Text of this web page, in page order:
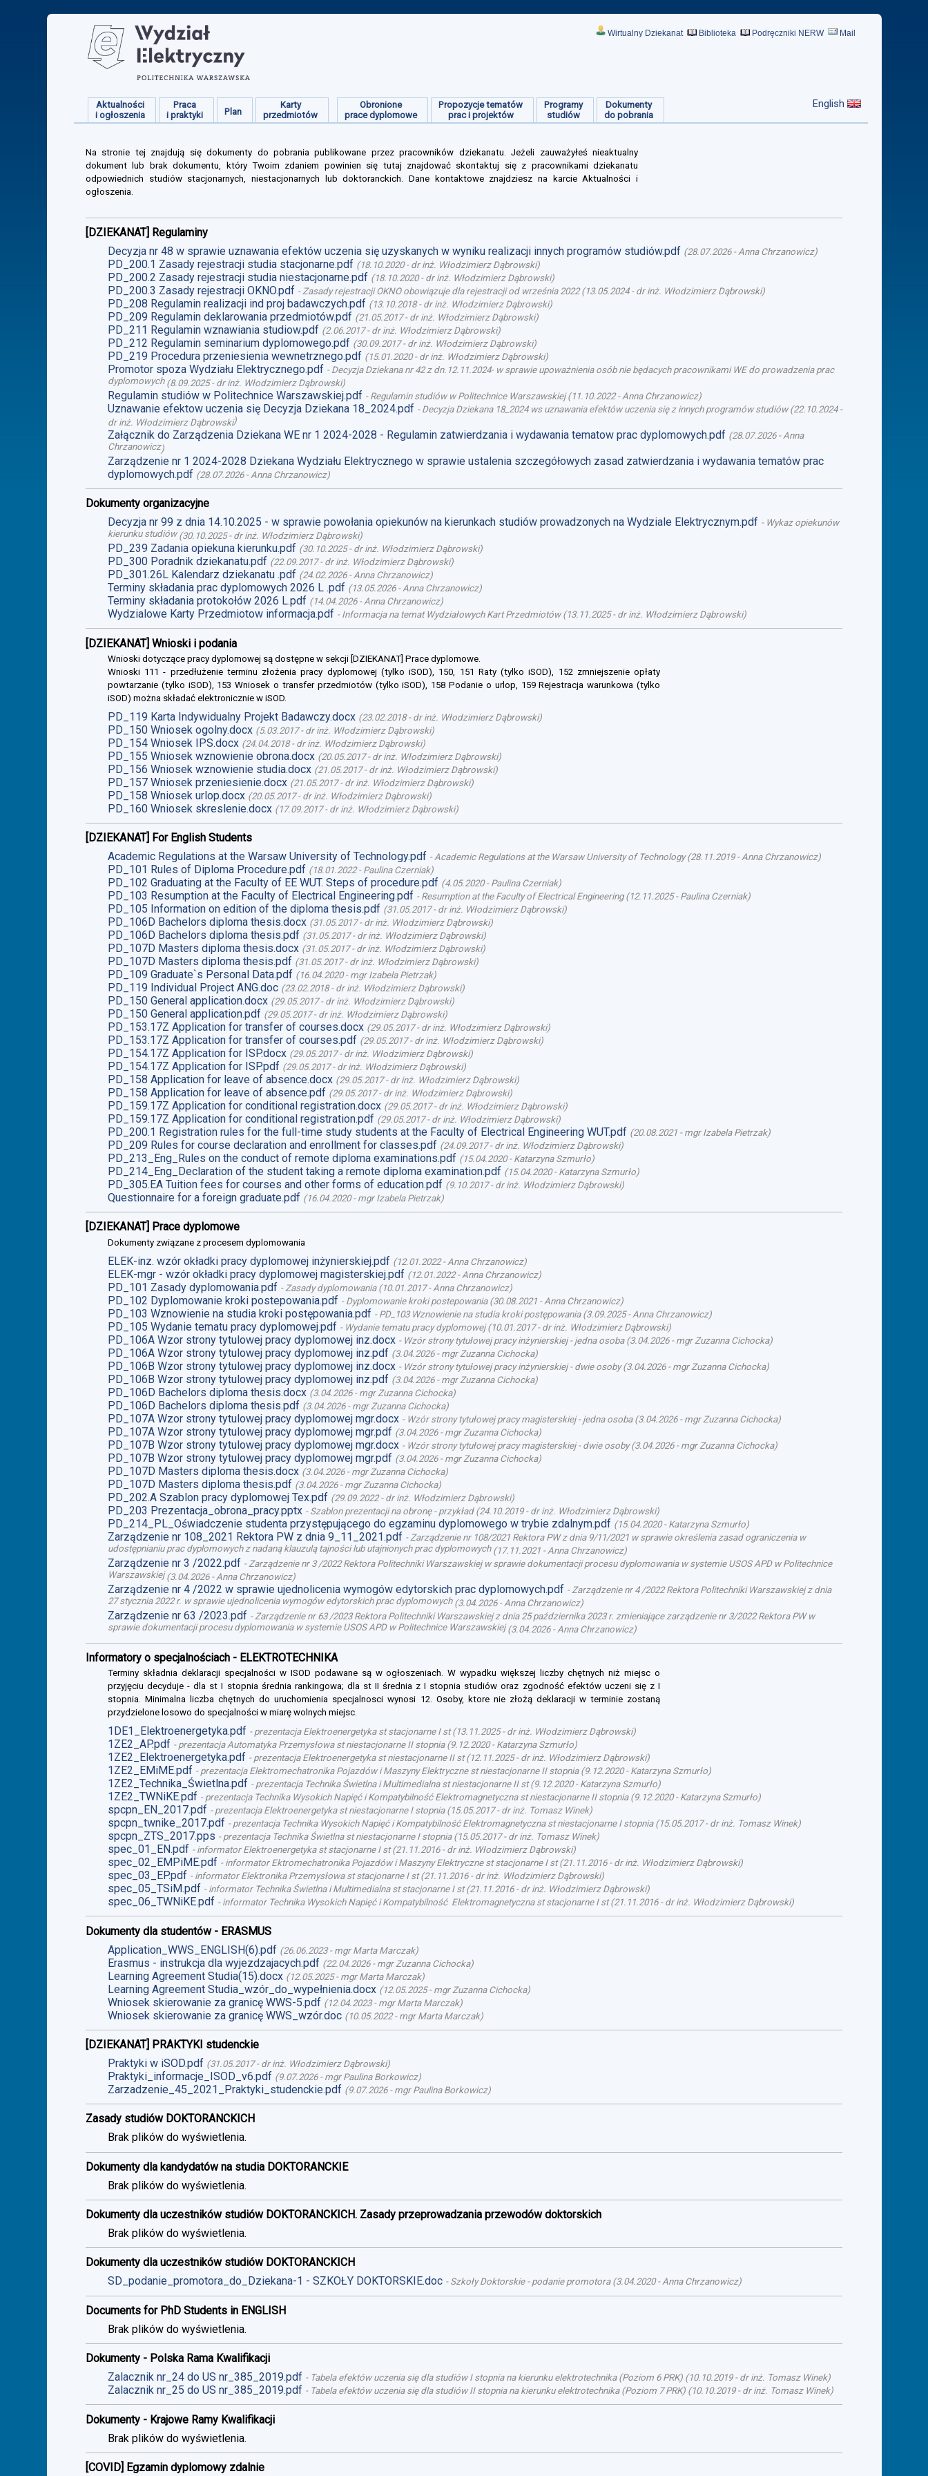
Wirtualny Dziekanat Biblioteka Podręczniki NERW Mail
Aktualności
i ogłoszenia
Praca
i praktyki
Plan
Karty
przedmiotów
Obronione
prace dyplomowe
Propozycje tematów
prac i projektów
Programy
studiów
Dokumenty
do pobrania
English
Na stronie tej znajdują się dokumenty do pobrania publikowane przez pracowników dziekanatu. Jeżeli zauważyłeś nieaktualny
dokument lub brak dokumentu, który Twoim zdaniem powinien się tutaj znajdować skontaktuj się z pracownikami dziekanatu
odpowiednich studiów stacjonarnych, niestacjonarnych lub doktoranckich. Dane kontaktowe znajdziesz na karcie Aktualności i
ogłoszenia.
[DZIEKANAT] Regulaminy
Decyzja nr 48 w sprawie uznawania efektów uczenia się uzyskanych w wyniku realizacji innych programów studiów.pdf (28.07.2026- Anna Chrzanowicz)
PD_200.1 Zasady rejestracji studia stacjonarne.pdf (18.10.2020- dr inż. Włodzimierz Dąbrowski)
PD_200.2 Zasady rejestracji studia niestacjonarne.pdf (18.10.2020- dr inż. Włodzimierz Dąbrowski)
PD_200.3 Zasady rejestracji OKNO.pdf - Zasady rejestracji OKNO obowiązuje dla rejestracji od września 2022(13.05.2024- dr inż. Włodzimierz Dąbrowski)
PD_208 Regulamin realizacji ind proj badawczych.pdf (13.10.2018- dr inż. Włodzimierz Dąbrowski)
PD_209 Regulamin deklarowania przedmiotów.pdf (21.05.2017- dr inż. Włodzimierz Dąbrowski)
PD_211 Regulamin wznawiania studiow.pdf (2.06.2017- dr inż. Włodzimierz Dąbrowski)
PD_212 Regulamin seminarium dyplomowego.pdf (30.09.2017- dr inż. Włodzimierz Dąbrowski)
PD_219 Procedura przeniesienia wewnetrznego.pdf (15.01.2020- dr inż. Włodzimierz Dąbrowski)
Promotor spoza Wydziału Elektrycznego.pdf - Decyzja Dziekana nr 42 z dn.12.11.2024- w sprawie upoważnienia osób nie będacych pracownikami WE do prowadzenia prac
dyplomowych(8.09.2025- dr inż. Włodzimierz Dąbrowski)
Regulamin studiów w Politechnice Warszawskiej.pdf - Regulamin studiów w Politechnice Warszawskiej(11.10.2022- Anna Chrzanowicz)
Uznawanie efektow uczenia się Decyzja Dziekana 18_2024.pdf - Decyzja Dziekana 18_2024 ws uznawania efektów uczenia się z innych programów studiów(22.10.2024-
dr inż. Włodzimierz Dąbrowski)
Załącznik do Zarządzenia Dziekana WE nr 1 2024-2028 - Regulamin zatwierdzania i wydawania tematow prac dyplomowych.pdf (28.07.2026- Anna
Chrzanowicz)
Zarządzenie nr 1 2024-2028 Dziekana Wydziału Elektrycznego w sprawie ustalenia szczegółowych zasad zatwierdzania i wydawania tematów prac
dyplomowych.pdf (28.07.2026- Anna Chrzanowicz)
Dokumenty organizacyjne
Decyzja nr 99 z dnia 14.10.2025 - w sprawie powołania opiekunów na kierunkach studiów prowadzonych na Wydziale Elektrycznym.pdf - Wykaz opiekunów
kierunku studiów(30.10.2025- dr inż. Włodzimierz Dąbrowski)
PD_239 Zadania opiekuna kierunku.pdf (30.10.2025- dr inż. Włodzimierz Dąbrowski)
PD_300 Poradnik dziekanatu.pdf (22.09.2017- dr inż. Włodzimierz Dąbrowski)
PD_301.26L Kalendarz dziekanatu .pdf (24.02.2026-Anna Chrzanowicz)
Terminy składania prac dyplomowych 2026 L .pdf (13.05.2026-Anna Chrzanowicz)
Terminy składania protokołów 2026 L.pdf (14.04.2026-Anna Chrzanowicz)
Wydzialowe Karty Przedmiotow informacja.pdf - Informacja na temat Wydziałowych Kart Przedmiotów(13.11.2025- dr inż. Włodzimierz Dąbrowski)
[DZIEKANAT] Wnioski i podania
Wnioski dotyczące pracy dyplomowej są dostępne w sekcji [DZIEKANAT] Prace dyplomowe.
Wnioski 111 - przedłużenie terminu złożenia pracy dyplomowej (tylko iSOD), 150, 151 Raty (tylko iSOD), 152 zmniejszenie opłaty
powtarzanie (tylko iSOD), 153 Wniosek o transfer przedmiotów (tylko iSOD), 158 Podanie o urlop, 159 Rejestracja warunkowa (tylko
iSOD) można składać elektronicznie w iSOD.
PD_119 Karta Indywidualny Projekt Badawczy.docx (23.02.2018- dr inż. Włodzimierz Dąbrowski)
PD_150 Wniosek ogolny.docx (5.03.2017- dr inż. Włodzimierz Dąbrowski)
PD_154 Wniosek IPS.docx (24.04.2018- dr inż. Włodzimierz Dąbrowski)
PD_155 Wniosek wznowienie obrona.docx (20.05.2017- dr inż. Włodzimierz Dąbrowski)
PD_156 Wniosek wznowienie studia.docx (21.05.2017- dr inż. Włodzimierz Dąbrowski)
PD_157 Wniosek przeniesienie.docx (21.05.2017- dr inż. Włodzimierz Dąbrowski)
PD_158 Wniosek urlop.docx (20.05.2017- dr inż. Włodzimierz Dąbrowski)
PD_160 Wniosek skreslenie.docx (17.09.2017- dr inż. Włodzimierz Dąbrowski)
[DZIEKANAT] For English Students
Academic Regulations at the Warsaw University of Technology.pdf -Academic Regulations at the Warsaw University of Technology(28.11.2019-Anna Chrzanowicz)
PD_101 Rules of Diploma Procedure.pdf (18.01.2022- Paulina Czerniak)
PD_102 Graduating at the Faculty of EE WUT. Steps of procedure.pdf (4.05.2020- Paulina Czerniak)
PD_103 Resumption at the Faculty of Electrical Engineering.pdf - Resumption at the Faculty of Electrical Engineering(12.11.2025- Paulina Czerniak)
PD_105 Information on edition of the diploma thesis.pdf (31.05.2017- dr inż. Włodzimierz Dąbrowski)
PD_106D Bachelors diploma thesis.docx (31.05.2017- dr inż. Włodzimierz Dąbrowski)
PD_106D Bachelors diploma thesis.pdf (31.05.2017- dr inż. Włodzimierz Dąbrowski)
PD_107D Masters diploma thesis.docx (31.05.2017- dr inż. Włodzimierz Dąbrowski)
PD_107D Masters diploma thesis.pdf (31.05.2017- dr inż. Włodzimierz Dąbrowski)
PD_109 Graduate`s Personal Data.pdf (16.04.2020- mgr Izabela Pietrzak)
PD_119 Individual Project ANG.doc (23.02.2018- dr inż. Włodzimierz Dąbrowski)
PD_150 General application.docx (29.05.2017- dr inż. Włodzimierz Dąbrowski)
PD_150 General application.pdf (29.05.2017- dr inż. Włodzimierz Dąbrowski)
PD_153.17Z Application for transfer of courses.docx (29.05.2017- dr inż. Włodzimierz Dąbrowski)
PD_153.17Z Application for transfer of courses.pdf (29.05.2017- dr inż. Włodzimierz Dąbrowski)
PD_154.17Z Application for ISP.docx (29.05.2017- dr inż. Włodzimierz Dąbrowski)
PD_154.17Z Application for ISP.pdf (29.05.2017- dr inż. Włodzimierz Dąbrowski)
PD_158 Application for leave of absence.docx (29.05.2017- dr inż. Włodzimierz Dąbrowski)
PD_158 Application for leave of absence.pdf (29.05.2017- dr inż. Włodzimierz Dąbrowski)
PD_159.17Z Application for conditional registration.docx (29.05.2017- dr inż. Włodzimierz Dąbrowski)
PD_159.17Z Application for conditional registration.pdf (29.05.2017- dr inż. Włodzimierz Dąbrowski)
PD_200.1 Registration rules for the full-time study students at the Faculty of Electrical Engineering WUT.pdf (20.08.2021 - mgr Izabela Pietrzak)
PD_209 Rules for course declaration and enrollment for classes.pdf (24.09.2017- dr inż. Włodzimierz Dąbrowski)
PD_213_Eng_Rules on the conduct of remote diploma examinations.pdf (15.04.2020- Katarzyna Szmurło)
PD_214_Eng_Declaration of the student taking a remote diploma examination.pdf (15.04.2020- Katarzyna Szmurło)
PD_305.EA Tuition fees for courses and other forms of education.pdf (9.10.2017- dr inż. Włodzimierz Dąbrowski)
Questionnaire for a foreign graduate.pdf (16.04.2020- mgr Izabela Pietrzak)
[DZIEKANAT] Prace dyplomowe
Dokumenty związane z procesem dyplomowania
ELEK-inz. wzór okładki pracy dyplomowej inżynierskiej.pdf (12.01.2022- Anna Chrzanowicz)
ELEK-mgr - wzór okładki pracy dyplomowej magisterskiej.pdf (12.01.2022- Anna Chrzanowicz)
PD_101 Zasady dyplomowania.pdf - Zasady dyplomowania(10.01.2017- Anna Chrzanowicz)
PD_102 Dyplomowanie kroki postepowania.pdf - Dyplomowanie kroki postepowania(30.08.2021 - Anna Chrzanowicz)
PD_103 Wznowienie na studia kroki postępowania.pdf - PD_103 Wznowienie na studia kroki postępowania(3.09.2025- Anna Chrzanowicz)
PD_105 Wydanie tematu pracy dyplomowej.pdf - Wydanie tematu pracy dyplomowej(10.01.2017- dr inż. Włodzimierz Dąbrowski)
PD_106A Wzor strony tytulowej pracy dyplomowej inz.docx - Wzór strony tytułowej pracy inżynierskiej - jedna osoba(3.04.2026- mgr Zuzanna Cichocka)
PD_106A Wzor strony tytulowej pracy dyplomowej inz.pdf (3.04.2026- mgr Zuzanna Cichocka)
PD_106B Wzor strony tytulowej pracy dyplomowej inz.docx - Wzór strony tytułowej pracy inżynierskiej - dwie osoby(3.04.2026- mgr Zuzanna Cichocka)
PD_106B Wzor strony tytulowej pracy dyplomowej inz.pdf (3.04.2026- mgr Zuzanna Cichocka)
PD_106D Bachelors diploma thesis.docx (3.04.2026- mgr Zuzanna Cichocka)
PD_106D Bachelors diploma thesis.pdf (3.04.2026- mgr Zuzanna Cichocka)
PD_107A Wzor strony tytulowej pracy dyplomowej mgr.docx - Wzór strony tytułowej pracy magisterskiej - jedna osoba(3.04.2026- mgr Zuzanna Cichocka)
PD_107A Wzor strony tytulowej pracy dyplomowej mgr.pdf (3.04.2026- mgr Zuzanna Cichocka)
PD_107B Wzor strony tytulowej pracy dyplomowej mgr.docx - Wzór strony tytułowej pracy magisterskiej - dwie osoby(3.04.2026- mgr Zuzanna Cichocka)
PD_107B Wzor strony tytulowej pracy dyplomowej mgr.pdf (3.04.2026- mgr Zuzanna Cichocka)
PD_107D Masters diploma thesis.docx (3.04.2026- mgr Zuzanna Cichocka)
PD_107D Masters diploma thesis.pdf (3.04.2026- mgr Zuzanna Cichocka)
PD_202.A Szablon pracy dyplomowej Tex.pdf (29.09.2022- dr inż. Włodzimierz Dąbrowski)
PD_203 Prezentacja_obrona_pracy.pptx - Szablon prezentacji na obronę - przykład(24.10.2019- dr inż. Włodzimierz Dąbrowski)
PD_214_PL_Oświadczenie studenta przystępującego do egzaminu dyplomowego w trybie zdalnym.pdf (15.04.2020- Katarzyna Szmurło)
Zarządzenie nr 108_2021 Rektora PW z dnia 9_11_2021.pdf - Zarządzenie nr 108/2021 Rektora PW z dnia 9/11/2021 w sprawie określenia zasad ograniczenia w
udostępnianiu prac dyplomowych z nadaną klauzulą tajności lub utajnionych prac dyplomowych(17.11.2021 - Anna Chrzanowicz)
Zarządzenie nr 3 /2022.pdf - Zarządzenie nr 3 /2022 Rektora Politechniki Warszawskiej w sprawie dokumentacji procesu dyplomowania w systemie USOS APD w Politechnice
Warszawskiej(3.04.2026- Anna Chrzanowicz)
Zarządzenie nr 4 /2022 w sprawie ujednolicenia wymogów edytorskich prac dyplomowych.pdf - Zarządzenie nr 4 /2022 Rektora Politechniki Warszawskiej z dnia
27 stycznia 2022 r. w sprawie ujednolicenia wymogów edytorskich prac dyplomowych(3.04.2026- Anna Chrzanowicz)
Zarządzenie nr 63 /2023.pdf - Zarządzenie nr 63 /2023 Rektora Politechniki Warszawskiej z dnia 25 października 2023 r. zmieniające zarządzenie nr 3/2022 Rektora PW w
sprawie dokumentacji procesu dyplomowania w systemie USOS APD w Politechnice Warszawskiej(3.04.2026- Anna Chrzanowicz)
Informatory o specjalnościach - ELEKTROTECHNIKA
Terminy składnia deklaracji specjalności w ISOD podawane są w ogłoszeniach. W wypadku większej liczby chętnych niż miejsc o
przyjęciu decyduje - dla st I stopnia średnia rankingowa; dla st II średnia z I stopnia studiów oraz zgodność efektów uczeni się z I
stopnia. Minimalna liczba chętnych do uruchomienia specjalnosci wynosi 12. Osoby, ktore nie złożą deklaracji w terminie zostaną
przydzielone losowo do specjalności w miarę wolnych miejsc.
1DE1_Elektroenergetyka.pdf - prezentacja Elektroenergetyka st stacjonarne I st(13.11.2025- dr inż. Włodzimierz Dąbrowski)
1ZE2_AP.pdf - prezentacja Automatyka Przemysłowa st niestacjonarne II stopnia(9.12.2020- Katarzyna Szmurło)
1ZE2_Elektroenergetyka.pdf - prezentacja Elektroenergetyka st niestacjonarne II st(12.11.2025- dr inż. Włodzimierz Dąbrowski)
1ZE2_EMiME.pdf - prezentacja Elektromechatronika Pojazdów i Maszyny Elektryczne st niestacjonarne II stopnia(9.12.2020- Katarzyna Szmurło)
1ZE2_Technika_Świetlna.pdf - prezentacja Technika Świetlna i Multimedialna st niestacjonarne II st(9.12.2020- Katarzyna Szmurło)
1ZE2_TWNiKE.pdf - prezentacja Technika Wysokich Napięć i Kompatybilność Elektromagnetyczna st niestacjonarne II stopnia(9.12.2020- Katarzyna Szmurło)
spcpn_EN_2017.pdf - prezentacja Elektroenergetyka st niestacjonarne I stopnia(15.05.2017- dr inż. Tomasz Winek)
spcpn_twnike_2017.pdf - prezentacja Technika Wysokich Napięć i Kompatybilność Elektromagnetyczna st niestacjonarne I stopnia(15.05.2017- dr inż. Tomasz Winek)
spcpn_ZTS_2017.pps - prezentacja Technika Świetlna st niestacjonarne I stopnia(15.05.2017- dr inż. Tomasz Winek)
spec_01_EN.pdf - informator Elektroenergetyka st stacjonarne I st(21.11.2016- dr inż. Włodzimierz Dąbrowski)
spec_02_EMPiME.pdf - informator Ektromechatronika Pojazdów i Maszyny Elektryczne st stacjonarne I st(21.11.2016- dr inż. Włodzimierz Dąbrowski)
spec_03_EP.pdf - informator Elektronika Przemysłowa st stacjonarne I st(21.11.2016- dr inż. Włodzimierz Dąbrowski)
spec_05_TSiM.pdf - informator Technika Świetlna i Multimedialna st stacjonarne I st(21.11.2016- dr inż. Włodzimierz Dąbrowski)
spec_06_TWNiKE.pdf - informator Technika Wysokich Napięć i Kompatybilność Elektromagnetyczna st stacjonarne I st(21.11.2016- dr inż. Włodzimierz Dąbrowski)
Dokumenty dla studentów - ERASMUS
Application_WWS_ENGLISH(6).pdf (26.06.2023- mgr Marta Marczak)
Erasmus - instrukcja dla wyjezdzajacych.pdf (22.04.2026- mgr Zuzanna Cichocka)
Learning Agreement Studia(15).docx (12.05.2025- mgr Marta Marczak)
Learning Agreement Studia_wzór_do_wypełnienia.docx (12.05.2025- mgr Zuzanna Cichocka)
Wniosek skierowanie za granicę WWS-5.pdf (12.04.2023- mgr Marta Marczak)
Wniosek skierowanie za granicę WWS_wzór.doc (10.05.2022- mgr Marta Marczak)
[DZIEKANAT] PRAKTYKI studenckie
Praktyki w iSOD.pdf (31.05.2017- dr inż. Włodzimierz Dąbrowski)
Praktyki_informacje_ISOD_v6.pdf (9.07.2026- mgr Paulina Borkowicz)
Zarzadzenie_45_2021_Praktyki_studenckie.pdf (9.07.2026- mgr Paulina Borkowicz)
Zasady studiów DOKTORANCKICH
Brak plików do wyświetlenia.
Dokumenty dla kandydatów na studia DOKTORANCKIE
Brak plików do wyświetlenia.
Dokumenty dla uczestników studiów DOKTORANCKICH. Zasady przeprowadzania przewodów doktorskich
Brak plików do wyświetlenia.
Dokumenty dla uczestników studiów DOKTORANCKICH
SD_podanie_promotora_do_Dziekana-1 - SZKOŁY DOKTORSKIE.doc - Szkoły Doktorskie - podanie promotora(3.04.2020-Anna Chrzanowicz)
Documents for PhD Students in ENGLISH
Brak plików do wyświetlenia.
Dokumenty - Polska Rama Kwalifikacji
Zalacznik nr_24 do US nr_385_2019.pdf - Tabela efektów uczenia się dla studiów I stopnia na kierunku elektrotechnika (Poziom 6 PRK) (10.10.2019- dr inż. Tomasz Winek)
Zalacznik nr_25 do US nr_385_2019.pdf - Tabela efektów uczenia się dla studiów II stopnia na kierunku elektrotechnika (Poziom 7 PRK) (10.10.2019- dr inż. Tomasz Winek)
Dokumenty - Krajowe Ramy Kwalifikacji
Brak plików do wyświetlenia.
[COVID] Egzamin dyplomowy zdalnie